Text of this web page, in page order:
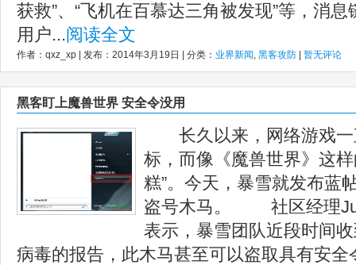
获救”、“飞机在百慕达三角被发现”等，消
用户...阅读全文
作者：qxz_xp | 发布：2014年3月19日 | 分类： 业界新闻, 黑客攻防 暂无评论
黑客盯上魔兽世界 安全令没用
长久以来，网络游戏一
标，而像《魔兽世界》这
糕”。今天，暴雪就发布蓝
盗号木马。 社区经理
表示，暴雪团队近段时间
病毒的报告，此木马甚至可以盗取具有安